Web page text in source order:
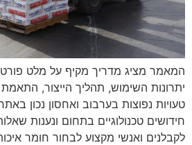
המאמר מציג מדריך מקיף על מלט
יתרונות השימוש, תהליך הייצור,
טעויות נפוצות בערבוב ואחסון נכון
חידושים טכנולוגיים בתחום ונענות
לקבלנים ואנשי מקצוע לבחור חומר